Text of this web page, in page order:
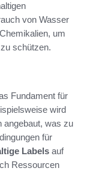
von Wasser
um
schützen.
Fundament für
wird
angebaut, was zu
für
Labels auf
Ressourcen